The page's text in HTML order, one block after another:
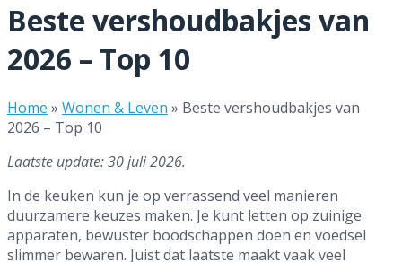
Beste vershoudbakjes van
2026 – Top 10
Home » Wonen & Leven » Beste vershoudbakjes van
2026 – Top 10
Laatste update: 30 juli 2026.
In de keuken kun je op verrassend veel manieren
duurzamere keuzes maken. Je kunt letten op zuinige
apparaten, bewuster boodschappen doen en voedsel
slimmer bewaren. Juist dat laatste maakt vaak veel